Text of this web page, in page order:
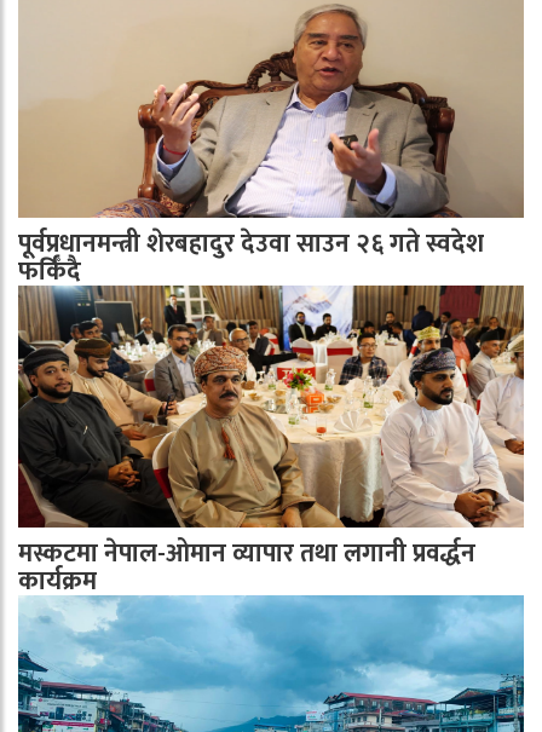
पूर्वप्रधानमन्त्री शेरबहादुर देउवा साउन २६ गते स्वदेश
फर्किँदै
मस्कटमा नेपाल-ओमान व्यापार तथा लगानी प्रवर्द्धन
कार्यक्रम